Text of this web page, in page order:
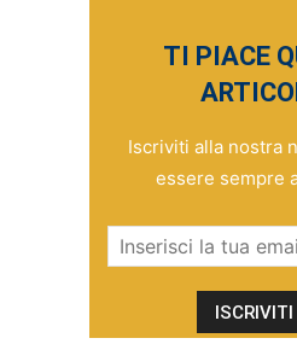
TI PIACE
Iscriviti alla nostra
essere sempre